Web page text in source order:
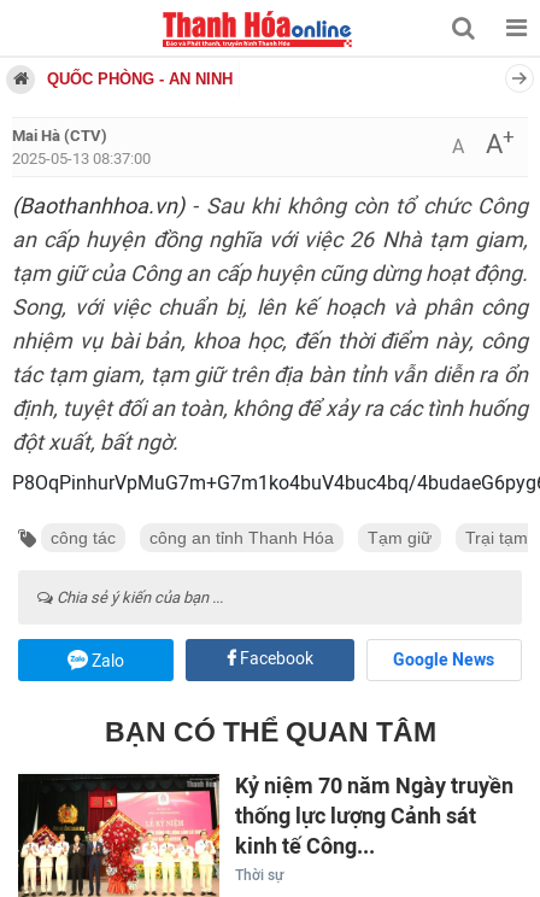
QUỐC PHÒNG - AN NINH
Mai Hà (CTV)
2025-05-13 08:37:00
A A+
(Baothanhhoa.vn)- Sau khi không còn tổ chức Công
an cấp huyện đồng nghĩa với việc 26 Nhà tạm giam,
tạm giữ của Công an cấp huyện cũng dừng hoạt động.
Song, với việc chuẩn bị, lên kế hoạch và phân công
nhiệm vụ bài bản, khoa học, đến thời điểm này, công
tác tạm giam, tạm giữ trên địa bàn tỉnh vẫn diễn ra ổn
định, tuyệt đối an toàn, không để xảy ra các tình huống
đột xuất, bất ngờ.
công tác công an tỉnh Thanh Hóa Tạm giữ Trại tạm
Chia sẻ ý kiến của bạn ...
Zalo Facebook Google News
BẠN CÓ THỂ QUAN TÂM
Kỷ niệm 70 năm Ngày truyền
thống lực lượng Cảnh sát
kinh tế Công...
Thời sự